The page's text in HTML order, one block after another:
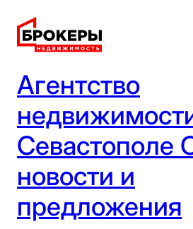
Перейти
содержимому
Агентство
Севастополе
новости и
предложения